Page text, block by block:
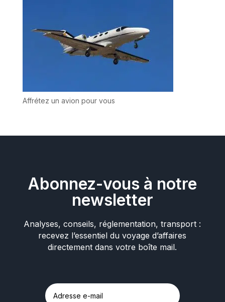
Affrétez un avion pour vous
Abonnez-vous à notre
newsletter
Analyses, conseils, réglementation, transport :
recevez l’essentiel du voyage d’affaires
directement dans votre boîte mail.